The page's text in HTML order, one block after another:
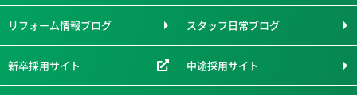
リフォーム情報ブログ スタッフ日常ブログ
新卒採用サイト 中途採用サイト